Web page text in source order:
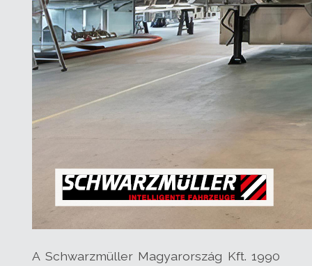
A Schwarzmüller Magyarország Kft. 1990